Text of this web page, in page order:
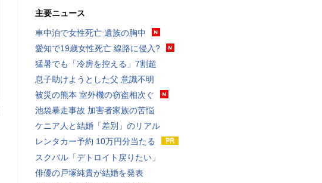
主要ニュース
車中泊で女性死亡 遺族の胸中
愛知で19歳女性死亡 線路に侵入?
猛暑でも「冷房を控える」7割超
息子助けようとした父 意識不明
被災の熊本 室外機の窃盗相次ぐ
池袋暴走事故 加害者家族の苦悩
ケニア人と結婚「差別」のリアル
レンタカー予約 10万円分当たる
スクバル「デトロイト戻りたい」
俳優の戸塚純貴が結婚を発表